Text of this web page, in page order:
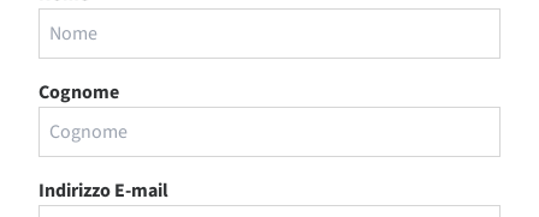
Cognome
Indirizzo E-mail